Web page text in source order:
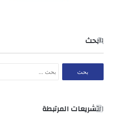
البحث
التشريعات المرتبطة